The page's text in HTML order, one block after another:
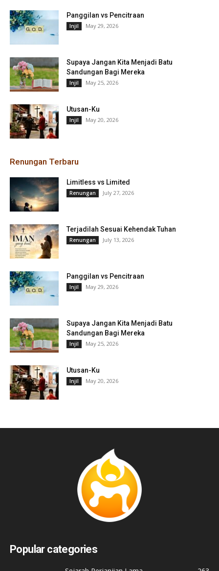
Panggilan vs Pencitraan
Injil May 29, 2026
Supaya Jangan Kita Menjadi Batu
Sandungan Bagi Mereka
Injil May 25, 2026
Utusan-Ku
Injil May 20, 2026
Renungan Terbaru
Limitless vs Limited
Renungan July 27, 2026
Terjadilah Sesuai Kehendak Tuhan
Renungan July 13, 2026
Panggilan vs Pencitraan
Injil May 29, 2026
Supaya Jangan Kita Menjadi Batu
Sandungan Bagi Mereka
Injil May 25, 2026
Utusan-Ku
Injil May 20, 2026
Popular categories